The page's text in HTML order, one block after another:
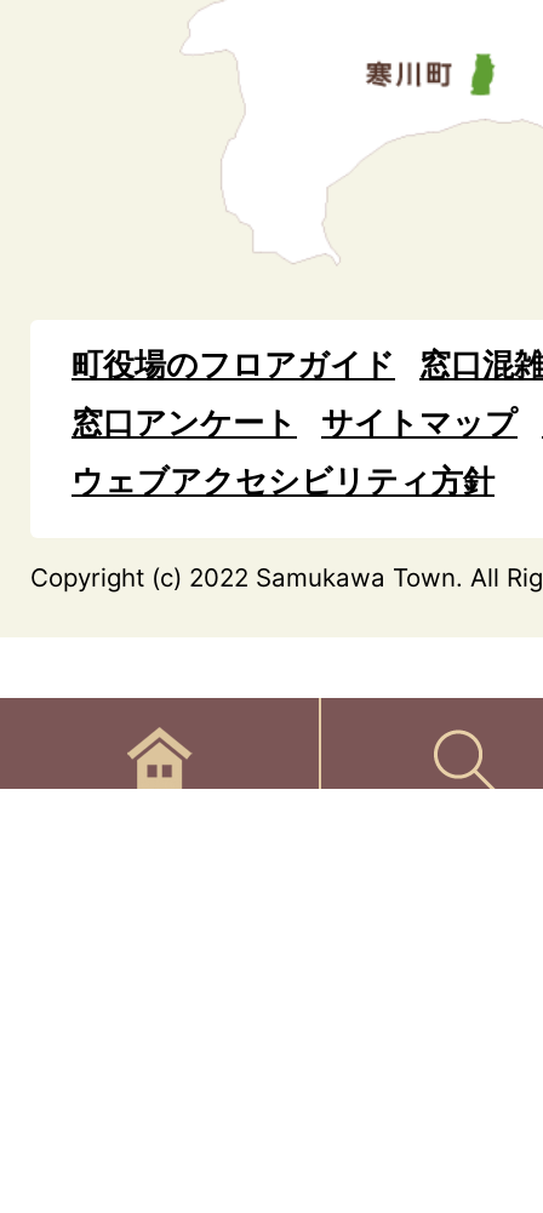
町役場のフロアガイド
窓口混
窓口アンケート
サイトマップ
ウェブアクセシビリティ方針
Copyright (c) 2022 Samukawa Town. All